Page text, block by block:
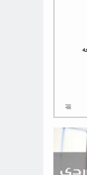
استخدام در صنعت هوانوردی کانادا با آموزش رایگان و حقوق ۱۲۷ هزار